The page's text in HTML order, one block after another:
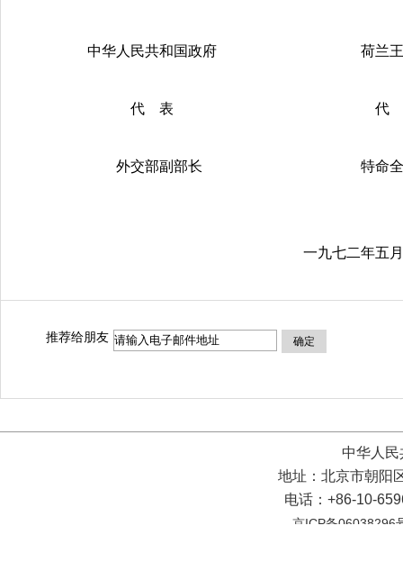
中华人民共和国政府 荷兰王国
代 表 代
外交部副部长 特命全权
一九七二年五月十六日
推荐给朋友 确定
中华人
地址：北京市朝阳
电话：+86-10-
京ICP备06038296